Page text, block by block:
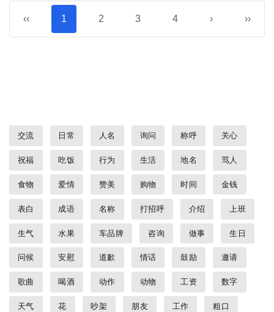
‹‹ 1 2 3 4 › ››
交流 日常 人名 询问 称呼 关心
祝福 吃饭 行为 生活 地名 骂人
食物 爱情 赞美 购物 时间 金钱
表白 成语 名称 打招呼 介绍 上班
生气 水果 车品牌 咨询 做事 生日
问候 安慰 道歉 情话 鼓励 邀请
歌曲 喝酒 动作 动物 工资 数字
天气 花 吵架 朋友 工作 粗口